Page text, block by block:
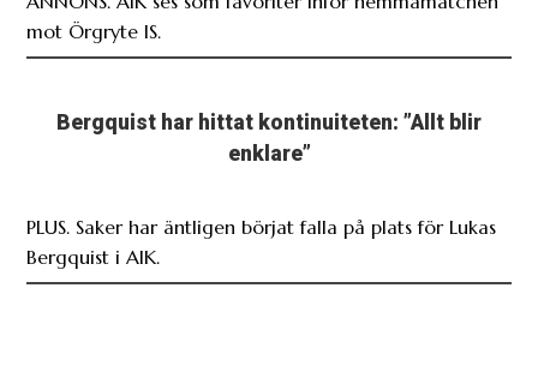
mot Örgryte IS.
Bergquist har hittat kontinuiteten: ”Allt blir
enklare”
PLUS. Saker har äntligen börjat falla på plats för Lukas
Bergquist i AIK.